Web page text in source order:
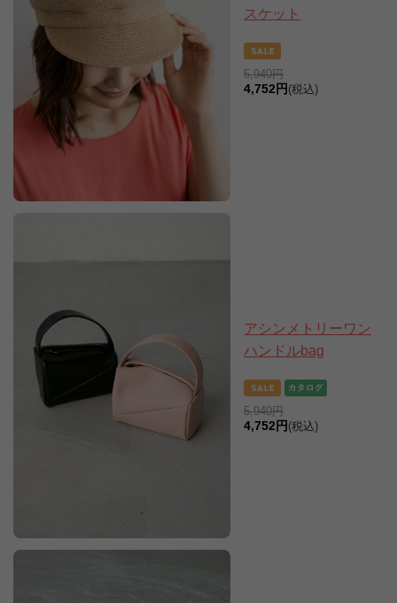
スケット
5,940円
4,752円 (税込)
アシンメトリーワン
ハンドルbag
5,940円
4,752円 (税込)